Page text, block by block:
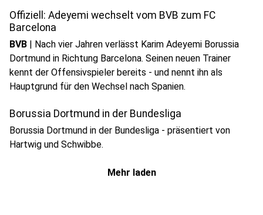
Offiziell: Adeyemi wechselt vom BVB zum FC
Barcelona
BVB | Nach vier Jahren verlässt Karim Adeyemi Borussia
Dortmund in Richtung Barcelona. Seinen neuen Trainer
kennt der Offensivspieler bereits - und nennt ihn als
Hauptgrund für den Wechsel nach Spanien.
Borussia Dortmund in der Bundesliga
Borussia Dortmund in der Bundesliga - präsentiert von
Hartwig und Schwibbe.
Mehr laden